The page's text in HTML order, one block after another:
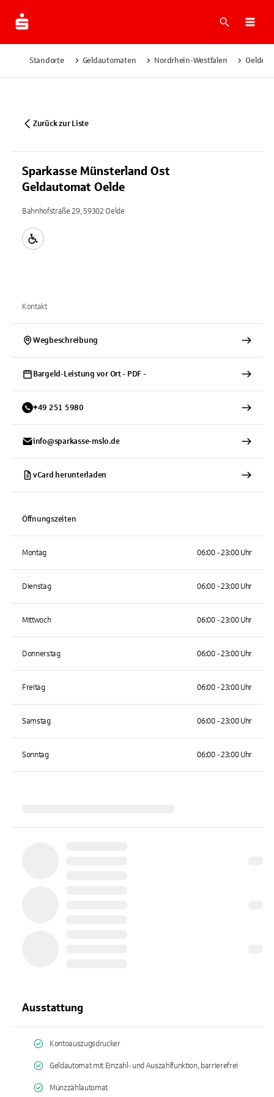
Suche
Standorte Geldautomaten Nordrhein-Westfalen Oelde
Zurück zur Liste
Sparkasse Münsterland Ost
Geldautomat Oelde
Bahnhofstraße 29, 59302 Oelde
Kontakt
Wegbeschreibung
Bargeld-Leistung vor Ort - PDF -
+49 251 5980
info@sparkasse-mslo.de
vCard herunterladen
Öffnungszeiten
Montag 06:00 - 23:00 Uhr
Dienstag 06:00 - 23:00 Uhr
Mittwoch 06:00 - 23:00 Uhr
Donnerstag 06:00 - 23:00 Uhr
Freitag 06:00 - 23:00 Uhr
Samstag 06:00 - 23:00 Uhr
Sonntag 06:00 - 23:00 Uhr
Ausstattung
Kontoauszugsdrucker
Geldautomat mit Einzahl- und Auszahlfunktion, barrierefrei
Münzzählautomat